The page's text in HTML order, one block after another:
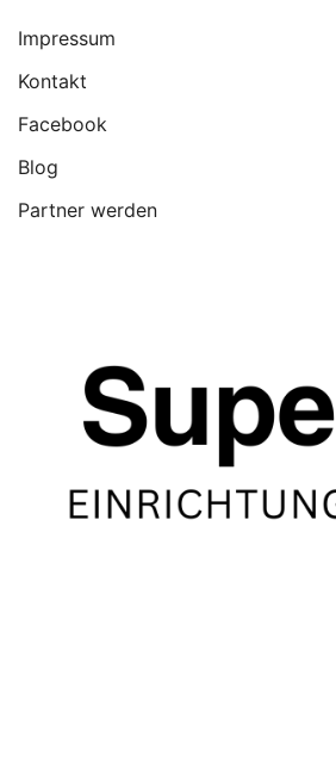
Impressum
Kontakt
Facebook
Blog
Partner werden